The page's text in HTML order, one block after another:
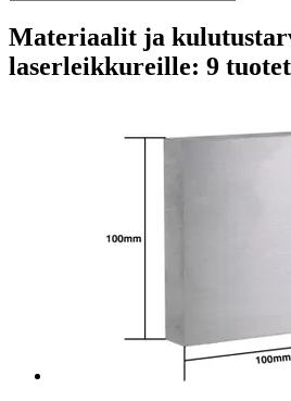
Materiaalit ja
laserleikkureille: 9